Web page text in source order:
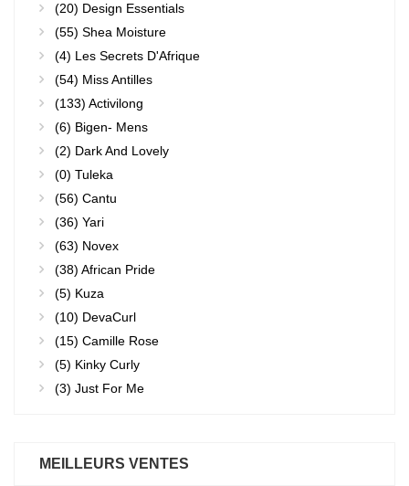
(20) Design Essentials
(55) Shea Moisture
(4) Les Secrets D'Afrique
(54) Miss Antilles
(133) Activilong
(6) Bigen- Mens
(2) Dark And Lovely
(0) Tuleka
(56) Cantu
(36) Yari
(63) Novex
(38) African Pride
(5) Kuza
(10) DevaCurl
(15) Camille Rose
(5) Kinky Curly
(3) Just For Me
MEILLEURS VENTES